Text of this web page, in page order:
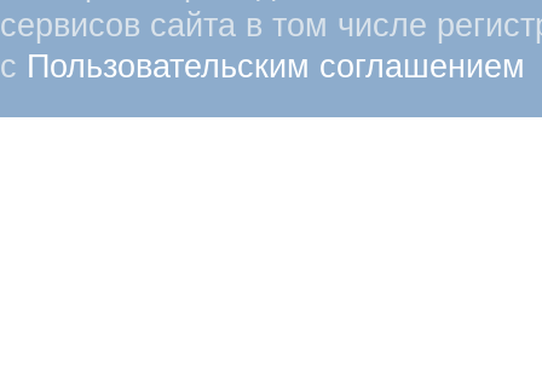
сервисов сайта в том числе
с Пользовательским соглашением